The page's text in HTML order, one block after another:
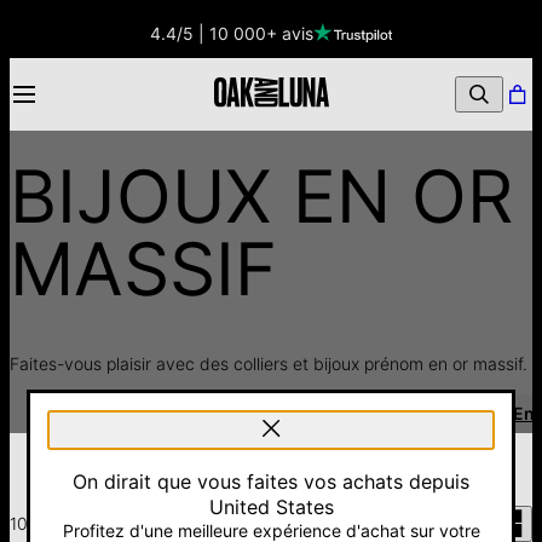
4.4/5 | 10 000+ avis
BIJOUX EN OR
MASSIF
Faites-vous plaisir avec des colliers et bijoux prénom en or massif.
Colliers Argent & Bijoux Bijoux Or Rose Bijoux En
106 articles
On dirait que vous faites vos achats depuis
United States
Profitez d'une meilleure expérience d'achat sur votre